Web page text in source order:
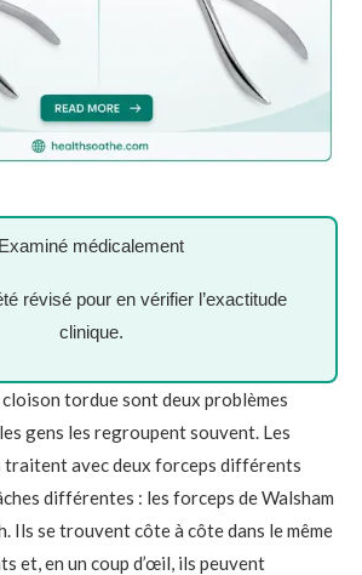
Examiné médicalement
révisé pour en vérifier l’exactitude
clinique.
cloison tordue sont deux problèmes
gens les regroupent souvent. Les
traitent avec deux forceps différents
différentes : les forceps de Walsham
Ils se trouvent côte à côte dans le même
et, en un coup d’œil, ils peuvent